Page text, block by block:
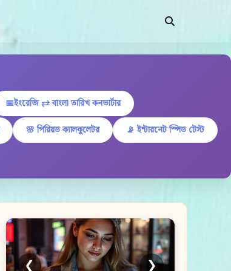
📅ইংরেজি ⇄ বাংলা তারিখ কনভার্টার
🌸 পিরিয়ড ক্যালকুলেটর
📡 ইন্টারনেট স্পিড টেস্ট
❮ ❯